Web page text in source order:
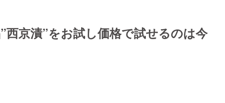
西京漬”をお試し価格で試せるのは今